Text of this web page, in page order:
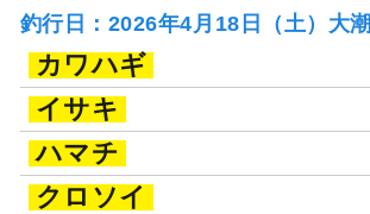
釣行日：2026年4月18日（土）大潮
カワハギ
イサキ
ハマチ
クロソイ